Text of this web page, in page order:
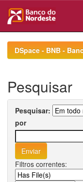
navigationDSpace - BNB -
Pesquisar
Pesquisar:
por
Filtros correntes: